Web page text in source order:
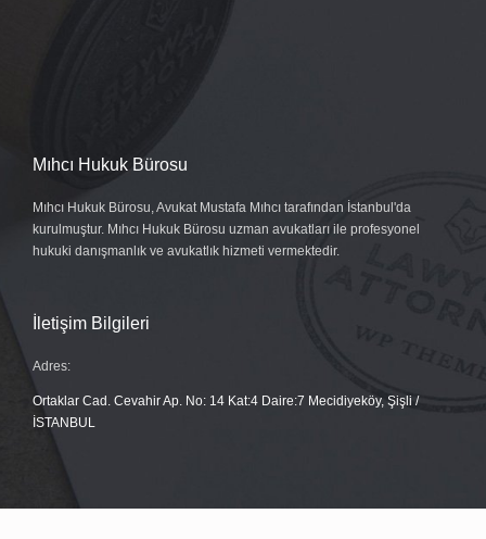
Mıhcı Hukuk Bürosu
Mıhcı Hukuk Bürosu, Avukat Mustafa Mıhcı tarafından İstanbul'da
kurulmuştur. Mıhcı Hukuk Bürosu uzman avukatları ile profesyonel
hukuki danışmanlık ve avukatlık hizmeti vermektedir.
İletişim Bilgileri
Adres:
Ortaklar Cad. Cevahir Ap. No: 14 Kat:4 Daire:7 Mecidiyeköy, Şişli /
İSTANBUL